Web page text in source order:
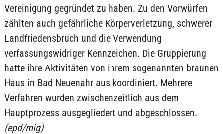
Vereinigung gegründet zu haben. Zu den Vorwürfen
zählten auch gefährliche Körperverletzung, schwerer
Landfriedensbruch und die Verwendung
verfassungswidriger Kennzeichen. Die Gruppierung
hatte ihre Aktivitäten von ihrem sogenannten braunen
Haus in Bad Neuenahr aus koordiniert. Mehrere
Verfahren wurden zwischenzeitlich aus dem
Hauptprozess ausgegliedert und abgeschlossen.
(epd/mig)